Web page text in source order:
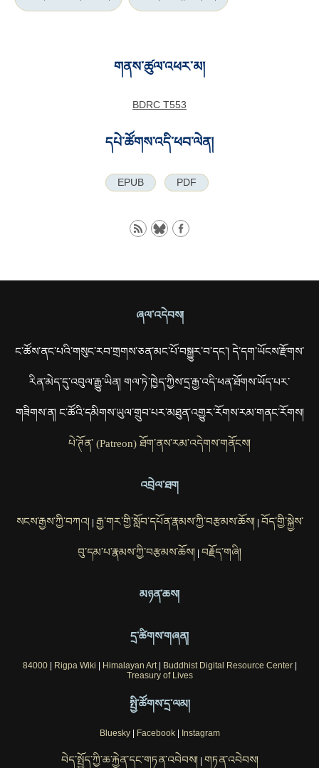
གནས་ཚུལ་འཕར་མ།
BDRC T553
དཔེ་ཚོགས་འདི་ཕབ་ལེན།
EPUB PDF
ཞལ་འདེབས།
ང་ཚོས་ནང་པའི་གསུང་རབ་གྲགས་ཅན་མང་པོ་བསྒྱུར་བ་དང་། དེ་དག་ཡོངས་རྫོགས་
རིན་མེད་དུ་འབུལ་རྒྱུ་ཡིན། གལ་ཏེ་ཁྱེད་ཀྱིས་དྲ་རྒྱ་འདི་ཕན་ཐོགས་ཡོད་པར་
གཟིགས་ན། ང་ཚོའི་དམིགས་ཡུལ་གྲུབ་པར་མཐུན་འགྱུར་རོགས་རམ་གནང་རོགས།
པེ་ཊོན་ (Patreon) ཐོག་ནས་རམ་འདེགས་གནོངས།
འབྲེལ་ཐག
སངས་རྒྱས་ཀྱི་བཀའ། རྒྱ་གར་གྱི་སློབ་དཔོན་རྣམས་ཀྱི་བརྩམས་ཆོས། བོད་གྱི་སྐྱེས་
བུ་དམ་པ་རྣམས་ཀྱི་བརྩམས་ཆོས། བརྗོད་གཞི།
མཉན་ཆས།
དྲ་ཚིགས་གཞན།
84000| Rigpa Wiki Himalayan Art| Buddhist Digital Resource Center|
Treasury of Lives
སྤྱི་ཚོགས་དྲ་ལམ།
Bluesky| Facebook| Instagram
བེད་སྤྱོད་ཀྱི་ཆ་རྐྱེན་དང་གཏན་འབེབས། གཏན་འབེབས།